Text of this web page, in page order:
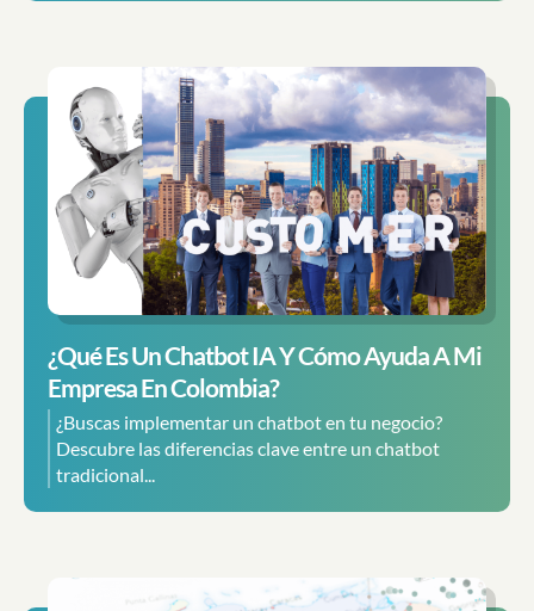
¿Qué Es Un Chatbot IA Y Cómo Ayuda A Mi
Empresa En Colombia?
¿Buscas implementar un chatbot en tu negocio?
Descubre las diferencias clave entre un chatbot
tradicional...